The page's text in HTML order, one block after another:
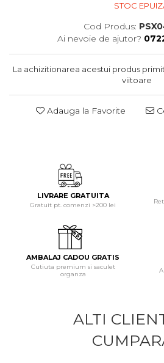
STOC
Cod Produs:
Ai nevoie de ajutor?
La achizitionarea acestui produs
viitoare
Adauga la Favorite
LIVRARE GRATUITA
Gratuit pt. comenzi >200 lei
AMBALAJ CADOU GRATIS
Cutiuta premium si saculet
organza
ALTI